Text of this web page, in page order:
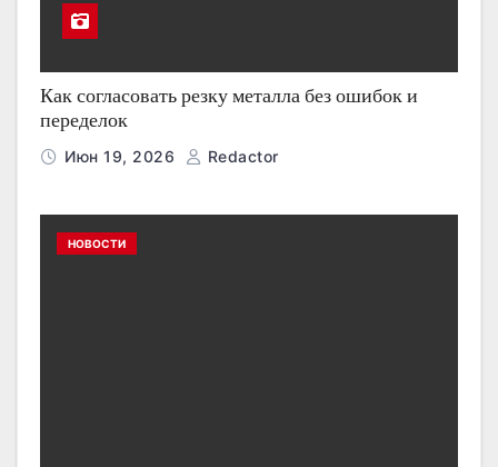
Как согласовать резку металла без ошибок и
переделок
Июн 19, 2026 Redactor
НОВОСТИ